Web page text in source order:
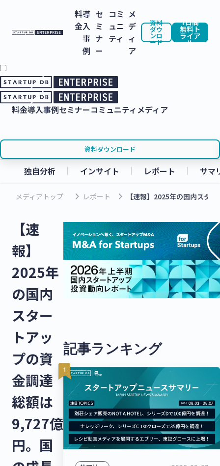
料
金
導
入
事
例
セ
ミ
ナ
ー
コミ
ュニ
ティ
メ
デ
ィ
ア
資料
ダウ
ンロ
ード
7日間
無料ト
ライア
ル
料金導入事例セミナーコミュニティ メディア
資料ダウンロード
独自分析 インサイト レポート サマ
メディアトップ keyboard_arrow_right レポート keyboard_arrow_right 【速報】2025年の国内スタ
【速
報】
2025年
の国内
スター
トアッ
プの資
金調達
総額は
9,727億
円。国
記事ランキング